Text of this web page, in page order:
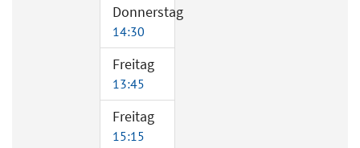
Donnerstag
14:30
Freitag
13:45
Freitag
15:15